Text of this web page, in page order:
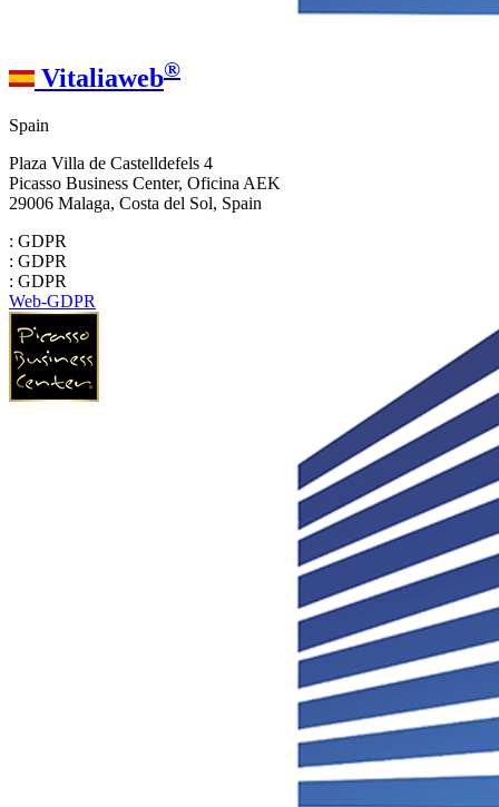
Vitaliaweb®
Spain
Plaza Villa de Castelldefels 4
Picasso Business Center, Oficina AEK
29006 Malaga, Costa del Sol, Spain
: GDPR
: GDPR
: GDPR
Web-GDPR